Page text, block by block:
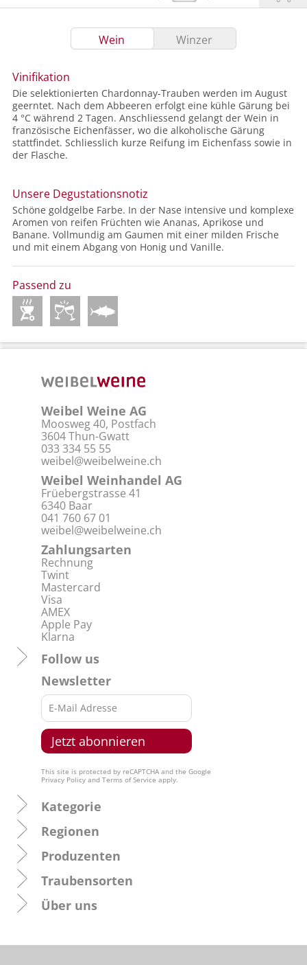
Wein Winzer
Vinifikation
Die selektionierten Chardonnay-Trauben werden im August
geerntet. Nach dem Abbeeren erfolgt eine kühle Gärung bei
4 °C während 2 Tagen. Anschliessend gelangt der Wein in
französische Eichenfässer, wo die alkoholische Gärung
stattfindet. Schliesslich kurze Reifung im Eichenfass sowie in
der Flasche.
Unsere Degustationsnotiz
Schöne goldgelbe Farbe. In der Nase intensive und komplexe
Aromen von reifen Früchten wie Ananas, Aprikose und
Banane. Vollmundig am Gaumen mit einer milden Frische
und mit einem Abgang von Honig und Vanille.
Passend zu
Weibel Weine AG
Moosweg 40, Postfach
3604 Thun-Gwatt
033 334 55 55
weibel@weibelweine.ch
Weibel Weinhandel AG
Früebergstrasse 41
6340 Baar
041 760 67 01
weibel@weibelweine.ch
Zahlungsarten
Rechnung
Twint
Mastercard
Visa
AMEX
Apple Pay
Klarna
Follow us
Newsletter
This site is protected by reCAPTCHA and the Google
Privacy Policy and Terms of Service apply.
Kategorie
Regionen
Produzenten
Traubensorten
Über uns